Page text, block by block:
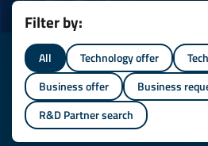
Filter by:
All Technology offer
Business offer
Business
R&D Partner search